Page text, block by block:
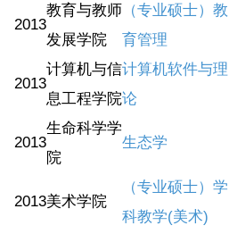
2013
教育与教师
发展学院
（专业硕士）教
育管理
2013
计算机与信
息工程学院
计算机软件与理
论
2013
生命科学学
院
生态学
2013美术学院
（专业硕士）学
科教学(美术)